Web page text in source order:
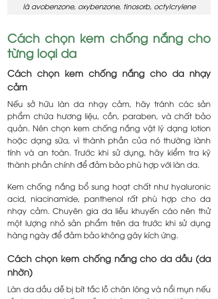
là avobenzone, oxybenzone, tinosorb, octylcrylene
Cách chọn kem chống nắng cho
từng loại da
Cách chọn kem chống nắng cho da nhạy
cảm
Nếu sở hữu làn da nhạy cảm, hãy tránh các sản
phẩm chứa hương liệu, cồn, paraben, và chất bảo
quản. Nên chọn kem chống nắng vật lý dạng lotion
hoặc dạng sữa, vì thành phần của nó thường lành
tính và an toàn. Trước khi sử dụng, hãy kiểm tra kỹ
thành phần chính để đảm bảo phù hợp với làn da.
Kem chống nắng bổ sung hoạt chất như hyaluronic
acid, niacinamide, panthenol rất phù hợp cho da
nhạy cảm. Chuyên gia da liễu khuyến cáo nên thử
một lượng nhỏ sản phẩm trên da trước khi sử dụng
hàng ngày để đảm bảo không gây kích ứng.
Cách chọn kem chống nắng cho da dầu (da
nhờn)
Làn da dầu dễ bị bít tắc lỗ chân lông và nổi mụn nếu